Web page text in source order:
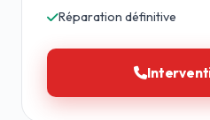
Réparation définitive